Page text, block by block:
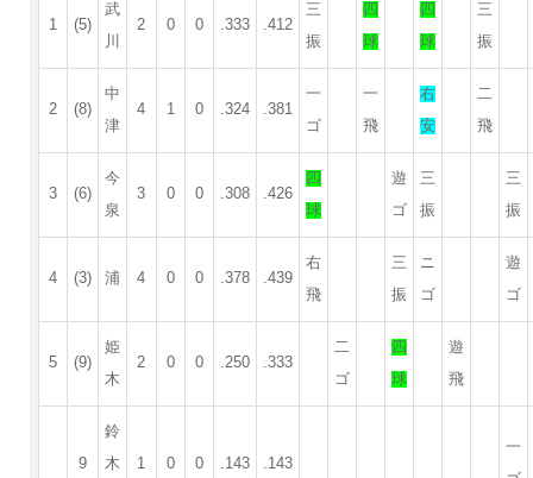
1 (5)
武
川
2 0 0 .333 .412
三
振
四
球
四
球
三
振
2 (8)
中
津
4 1 0 .324 .381
一
ゴ
一
飛
右
安
二
飛
3 (6)
今
泉
3 0 0 .308 .426
四
球
遊
ゴ
三
振
三
振
4 (3) 浦 4 0 0 .378 .439
右
飛
三
振
ニ
ゴ
遊
ゴ
5 (9)
姫
木
2 0 0 .250 .333
二
ゴ
四
球
遊
飛
9
鈴
木
1 0 0 .143 .143
一